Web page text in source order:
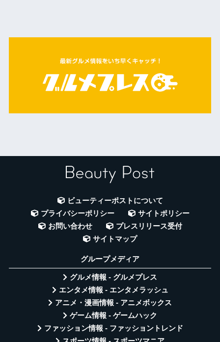
ビューティーポストについて
プライバシーポリシー
サイトポリシー
お問い合わせ
プレスリリース受付
サイトマップ
グループメディア
グルメ情報 - グルメプレス
エンタメ情報 - エンタメラッシュ
アニメ・漫画情報 - アニメボックス
ゲーム情報 - ゲームハック
ファッション情報 - ファッショントレンド